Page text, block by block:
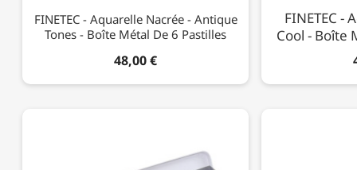
FINETEC - Aquarelle Nacrée - Antique
Tones - Boîte Métal De 6 Pastilles
48,00 €
FINETEC -
Cool - Boîte